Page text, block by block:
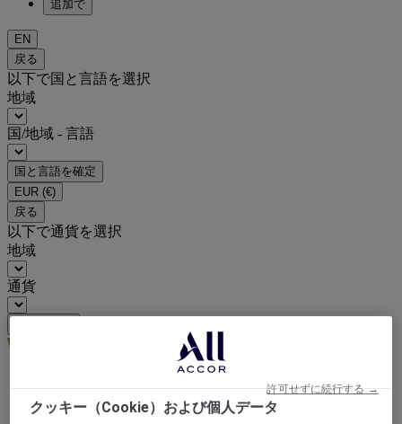
追加で
EN
戻る
以下で国と言語を選択
地域
国/地域 - 言語
国と言語を確定
EUR (€)
戻る
以下で通貨を選択
地域
通貨
アジア
クッキー（Cookie）および個人データ
許可せずに続行する →